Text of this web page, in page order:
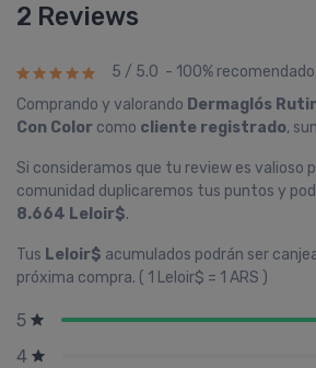
2 Reviews
5 / 5.0 - 100% recomendado.
Comprando y valorando Dermaglós
Con Color como cliente registrado,
Si consideramos que tu review es valioso
comunidad duplicaremos tus puntos y
8.664 Leloir$.
Tus Leloir$ acumulados podrán ser
próxima compra. ( 1 Leloir$ = 1 ARS )
5
4